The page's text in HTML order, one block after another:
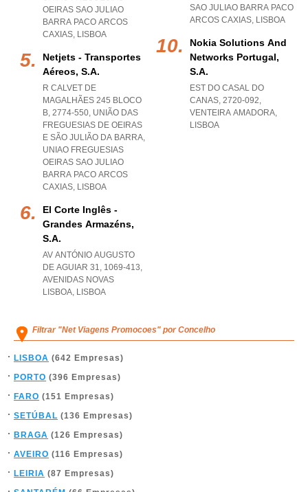
OEIRAS SAO JULIAO
BARRA PACO ARCOS
CAXIAS, LISBOA
Netjets - Transportes
Aéreos, S.a.
R CALVET DE
MAGALHÃES 245 BLOCO
B, 2774-550, UNIÃO DAS
FREGUESIAS DE OEIRAS
E SÃO JULIÃO DA BARRA,
UNIAO FREGUESIAS
OEIRAS SAO JULIAO
BARRA PACO ARCOS
CAXIAS, LISBOA
El Corte Inglês -
Grandes Armazéns,
S.a.
AV ANTÓNIO AUGUSTO
DE AGUIAR 31, 1069-413,
AVENIDAS NOVAS
LISBOA, LISBOA
SAO JULIAO BARRA PACO
ARCOS CAXIAS, LISBOA
Nokia Solutions And
Networks Portugal,
S.a.
EST DO CASAL DO
CANAS, 2720-092,
VENTEIRA AMADORA,
LISBOA
Filtrar "Net Viagens Promocoes" por Concelho
LISBOA (642 Empresas)
PORTO (396 Empresas)
FARO (151 Empresas)
SETÚBAL (136 Empresas)
BRAGA (126 Empresas)
AVEIRO (116 Empresas)
LEIRIA (87 Empresas)